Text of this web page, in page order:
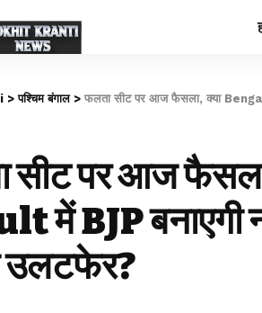
>पश्चिम बंगाल> फलता सीट पर आज फैसला, क्या
सीट पर आज
में BJP बनाएगी
उलटफेर?